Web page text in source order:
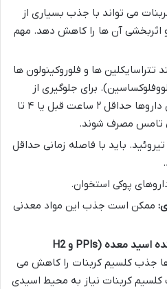
می تواند با جذب بسیاری از
و اثربخشی آن ها را کاهش دهد. مهم
تتراسایکلین ها و فلوروکینولون ها
برای جلوگیری از
تداخل، لازم است این داروها حداقل ۲ ساعت قبل یا ۴ تا
باید با فاصله زمانی حداقل
پوکی استخوان.
ممکن است جذب این مواد معدنی
داروهای کاهش دهنده اسید معده (PPIs و H2
جذب کلسیم کربنات را کاهش می
کلسیم کربنات نیاز به محیط اسیدی